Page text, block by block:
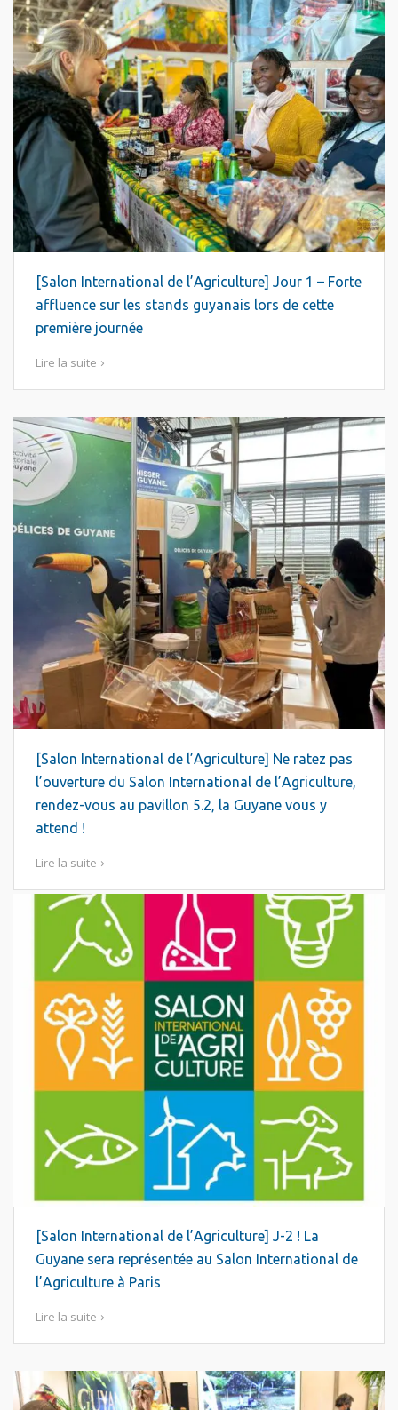
[Salon International de l’Agriculture] Jour 1 – Forte
affluence sur les stands guyanais lors de cette
première journée
Lire la suite
[Salon International de l’Agriculture] Ne ratez pas
l’ouverture du Salon International de l’Agriculture,
rendez-vous au pavillon 5.2, la Guyane vous y
attend !
Lire la suite
[Salon International de l’Agriculture] J-2 ! La
Guyane sera représentée au Salon International de
l’Agriculture à Paris
Lire la suite